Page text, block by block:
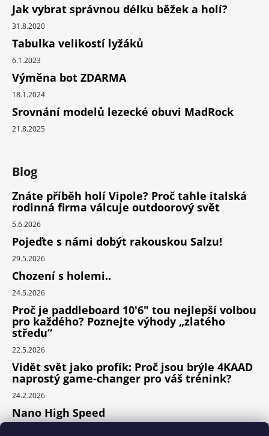
Jak vybrat správnou délku běžek a holí?
31.8.2020
Tabulka velikostí lyžáků
6.1.2023
Výměna bot ZDARMA
18.1.2024
Srovnání modelů lezecké obuvi MadRock
21.8.2025
Blog
Znáte příběh holí Vipole? Proč tahle italská
rodinná firma válcuje outdoorový svět
5.6.2026
Pojeďte s námi dobýt rakouskou Salzu!
29.5.2026
Chození s holemi..
24.5.2026
Proč je paddleboard 10'6" tou nejlepší volbou
pro každého? Poznejte výhody „zlatého
středu“
22.5.2026
Vidět svět jako profík: Proč jsou brýle 4KAAD
naprostý game-changer pro váš trénink?
24.2.2026
Nano High Speed